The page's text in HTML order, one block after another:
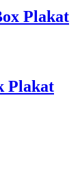
Plakat
Plakat